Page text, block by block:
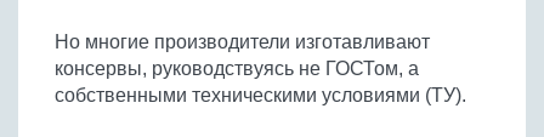
Но многие производители изготавливают
консервы, руководствуясь не ГОСТом, а
собственными техническими условиями (ТУ).